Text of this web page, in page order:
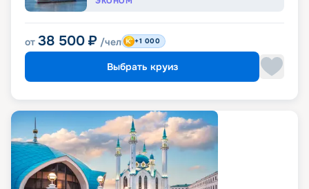
от 38 500 ₽ /чел +1 000
Выбрать круиз